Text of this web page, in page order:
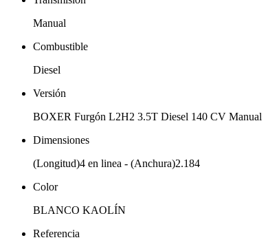
Manual
Combustible
Diesel
Versión
BOXER Furgón L2H2 3.5T Diesel 140 CV Manual
Dimensiones
(Longitud)4 en linea - (Anchura)2.184
Color
BLANCO KAOLÍN
Referencia